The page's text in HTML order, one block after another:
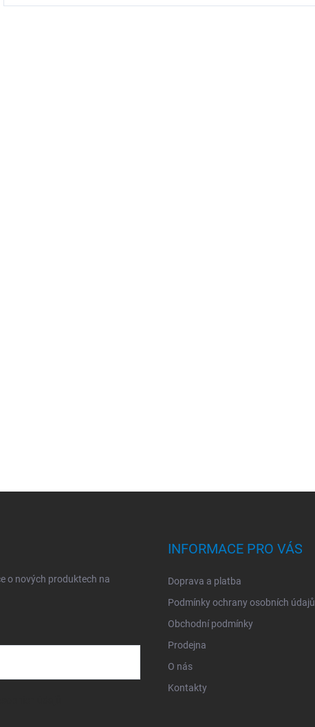
o nových produktech na
INFORMACE PRO VÁS
Doprava a platba
Podmínky ochrany osobních údajů
Obchodní podmínky
Prodejna
O nás
Kontakty